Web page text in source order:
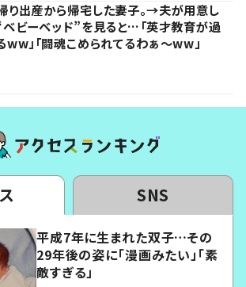
り出産から帰宅した妻子。→夫が用意し
ビーベッド”を見ると…「英才教育が過
ww」「闘魂こめられてるわぁ～ww」
SNS
平成7年に生まれた双子…その
29年後の姿に「漫画みたい」「素
敵すぎる」